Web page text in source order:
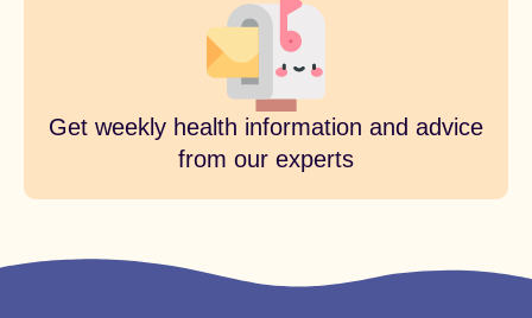
Get weekly health information and advice
from our experts